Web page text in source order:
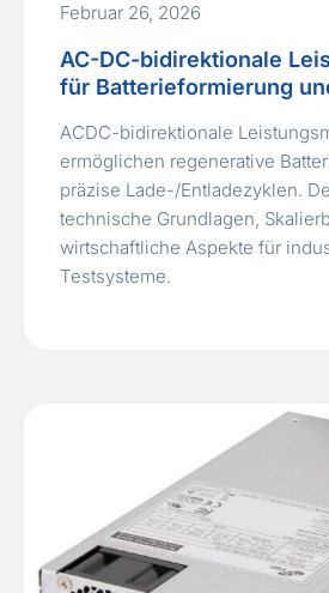
Februar 26, 2026
AC-DC-bidirektionale
für Batterieformierung
ACDC-bidirektionale
ermöglichen regenerative
präzise Lade-/Entladezyklen.
technische Grundlagen,
wirtschaftliche Aspekte für
Testsysteme.